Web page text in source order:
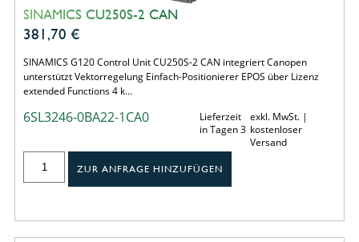
SINAMICS CU250S-2 CAN
381,70 €
SINAMICS G120 Control Unit CU250S-2 CAN integriert Canopen
unterstützt Vektorregelung Einfach-Positionierer EPOS über Lizenz
extended Functions 4 k…
6SL3246-0BA22-1CA0
Lieferzeit
in Tagen 3
exkl. MwSt. |
kostenloser
Versand
ZUR ANFRAGE HINZUFÜGEN